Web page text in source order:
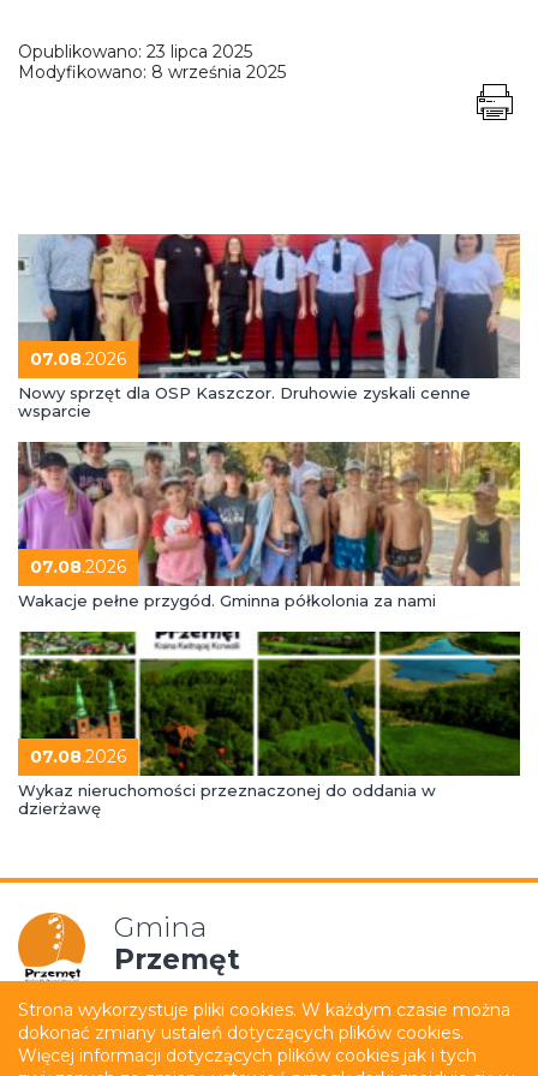
Opublikowano: 23 lipca 2025
Modyfikowano: 8 września 2025
07.08.2026
Nowy sprzęt dla OSP Kaszczor. Druhowie zyskali cenne
wsparcie
07.08.2026
Wakacje pełne przygód. Gminna półkolonia za nami
07.08.2026
Wykaz nieruchomości przeznaczonej do oddania w
dzierżawę
Gmina
Przemęt
Mapa strony
Polityka prywatności
Strona wykorzystuje pliki cookies. W każdym czasie można
dokonać zmiany ustaleń dotyczących plików cookies.
Więcej informacji dotyczących plików cookies jak i tych